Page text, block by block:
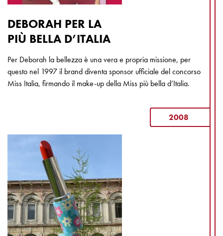
DEBORAH PER LA
PIÙ BELLA D’ITALIA
Per Deborah la bellezza è una vera e propria missione, per
questo nel 1997 il brand diventa sponsor ufficiale del concorso
Miss Italia, firmando il make-up della Miss più bella d’Italia.
2008